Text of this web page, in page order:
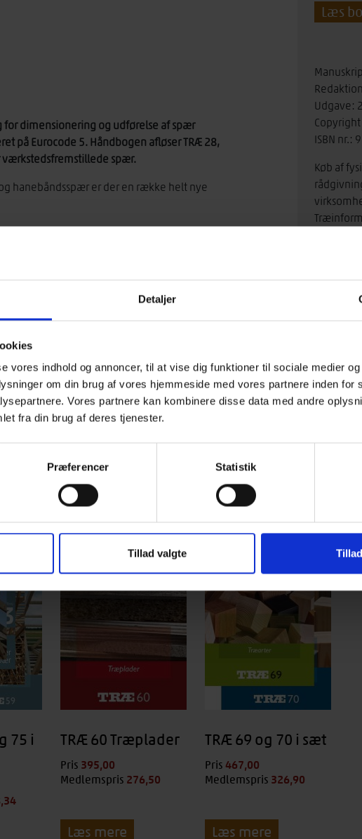
Detaljer
vores indhold og annoncer, til at vise dig funktioner til sociale medier
om din brug af vores hjemmeside med vores partnere inden for
Vores partnere kan kombinere disse data med andre
fra din brug af deres tjenester.
Præferencer Statistik
Tillad valgte
antal
Læs
Udgave:
ISBN nr.:
Køb af
dimensionering og udførelse af spær
på Eurocode 5. Håndbogen afløser TRÆ 28,
værkstedsfremstillede spær.
hanebåndsspær er der en række helt nye
meter, og nye udformninger, der giver flere
og mere rumvolumen.Til
ved hanebåndsspær indeholder
anvendte trædimensioner, beregnet i
75 i
TRÆ 60 Træplader
Pris 395,00
Medlemspris 276,50
Læs mere
TRÆ 69 og 70 i sæt
Pris 467,00
Medlemspris 326,90
Læs mere